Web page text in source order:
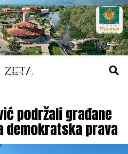
podržali građane
demokratska prava